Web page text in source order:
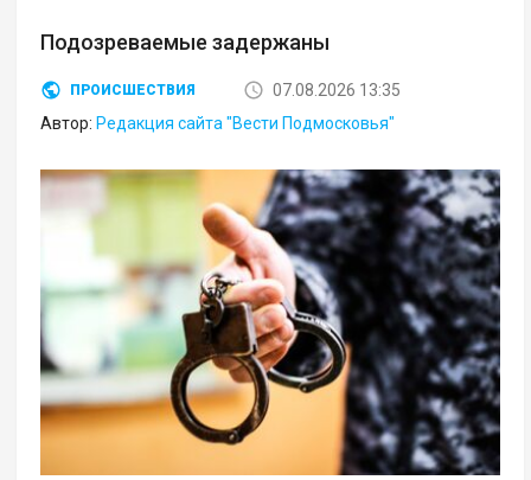
Подозреваемые задержаны
ПРОИСШЕСТВИЯ
07.08.2026 13:35
Автор: Редакция сайта "Вести Подмосковья"